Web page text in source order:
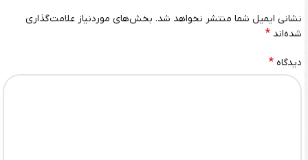
نشانی ایمیل شما منتشر نخواهد شد. بخش‌های موردنیاز علامت‌گذاری
شده‌اند *
دیدگاه *